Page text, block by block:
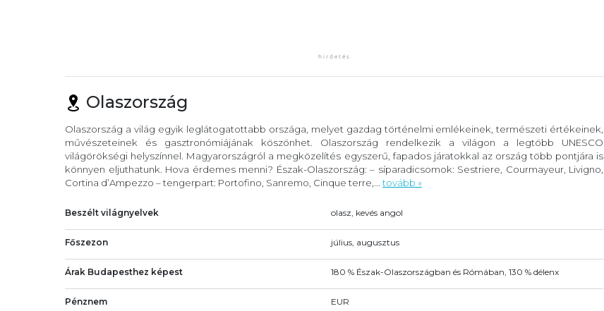
Olaszország
Olaszország a világ egyik leglátogatottabb országa, melyet gazdag történelmi emlékeinek, természeti értékeinek,
művészeteinek és gasztronómiájának köszönhet. Olaszország rendelkezik a világon a legtöbb UNESCO
világörökségi helyszínnel. Magyarországról a megközelítés egyszerű, fapados járatokkal az ország több pontjára is
könnyen eljuthatunk. Hova érdemes menni? Észak-Olaszország: – síparadicsomok: Sestriere, Courmayeur, Livigno,
Cortina d’Ampezzo – tengerpart: Portofino, Sanremo, Cinque terre,... tovább »
Beszélt világnyelvek olasz, kevés angol
Főszezon július, augusztus
Árak Budapesthez képest 180 % Észak-Olaszországban és Rómában, 130 % délenx
Pénznem EUR